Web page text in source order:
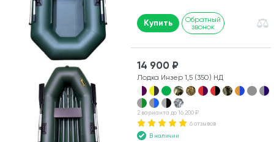
Купить
Обратный
звонок
14 900 ₽
Лодка Инзер 1,5 (350) НД
2 варианта до 16 200 ₽
6 отзывов
В наличии